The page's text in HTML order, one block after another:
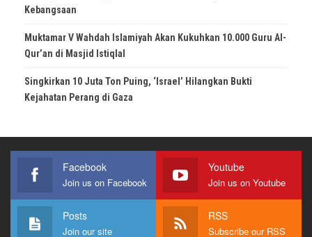
Kebangsaan
Muktamar V Wahdah Islamiyah Akan Kukuhkan 10.000 Guru Al-
Qur’an di Masjid Istiqlal
Singkirkan 10 Juta Ton Puing, ‘Israel’ Hilangkan Bukti
Kejahatan Perang di Gaza
Facebook
Join us on Facebook
Youtube
Join us on Youtube
Posts
Join our site
RSS
Subscribe our RSS